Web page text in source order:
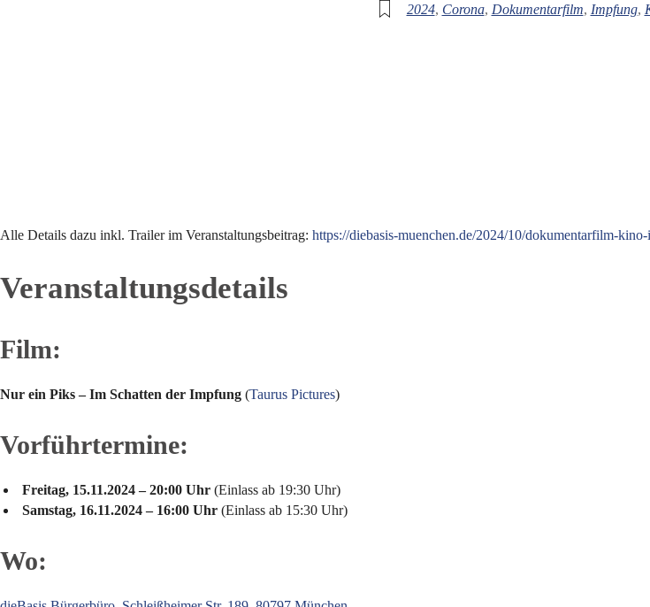
2024, Corona, Dokumentarfilm, Impfung,
Alle Details dazu inkl. Trailer im Veranstaltungsbeitrag: https://diebasis-muenchen.de/2024/10/dokumentarfilm-
Veranstaltungsdetails
Film:
Nur ein Piks – Im Schatten der Impfung (Taurus Pictures)
Vorführtermine:
Freitag, 15.11.2024 – 20:00 Uhr(Einlass ab 19:30 Uhr)
Samstag, 16.11.2024 – 16:00 Uhr(Einlass ab 15:30 Uhr)
Wo: